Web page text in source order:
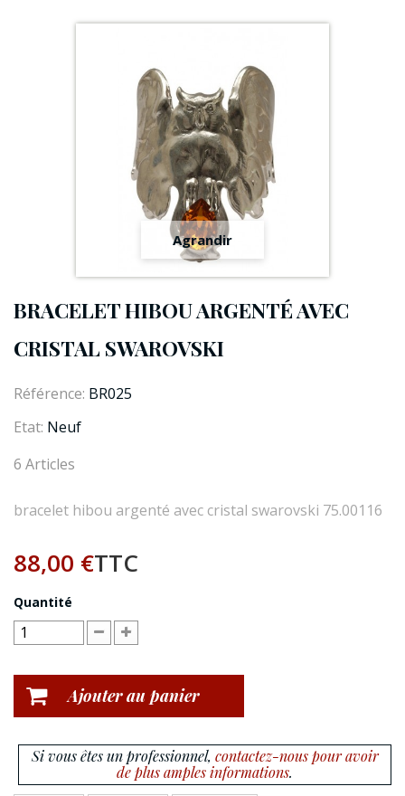
Agrandir
BRACELET HIBOU ARGENTÉ AVEC
CRISTAL SWAROVSKI
Référence: BR025
Etat: Neuf
6 Articles
bracelet hibou argenté avec cristal swarovski 75.00116
88,00 €TTC
Quantité
Ajouter au panier
Si vous êtes un professionnel, contactez-nous pour avoir
de plus amples informations.